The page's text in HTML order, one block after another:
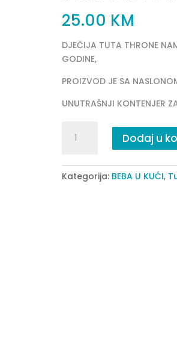
25.00 KM
DJEČIJA TUTA THRONE
GODINE,
PROIZVOD JE SA
UNUTRAŠNJI KONTENJER
TUTA
PINK
quantity
Dodaj u
Kategorija: BEBA U KUĆI,